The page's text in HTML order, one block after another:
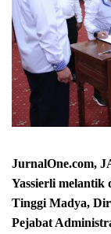
JurnalOne.com,
Yassierli melantik
Tinggi Madya,
Pejabat